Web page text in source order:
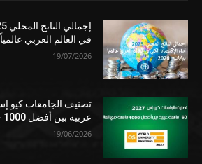
في العالم العربي عالمياً
19/07/2026
عربية بين أفضل 1000 جامعة في العالم
19/06/2026